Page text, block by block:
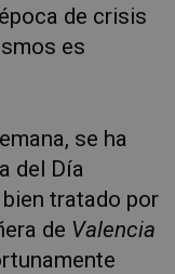
de crisis
es
se ha
del Día
tratado por
de Valencia